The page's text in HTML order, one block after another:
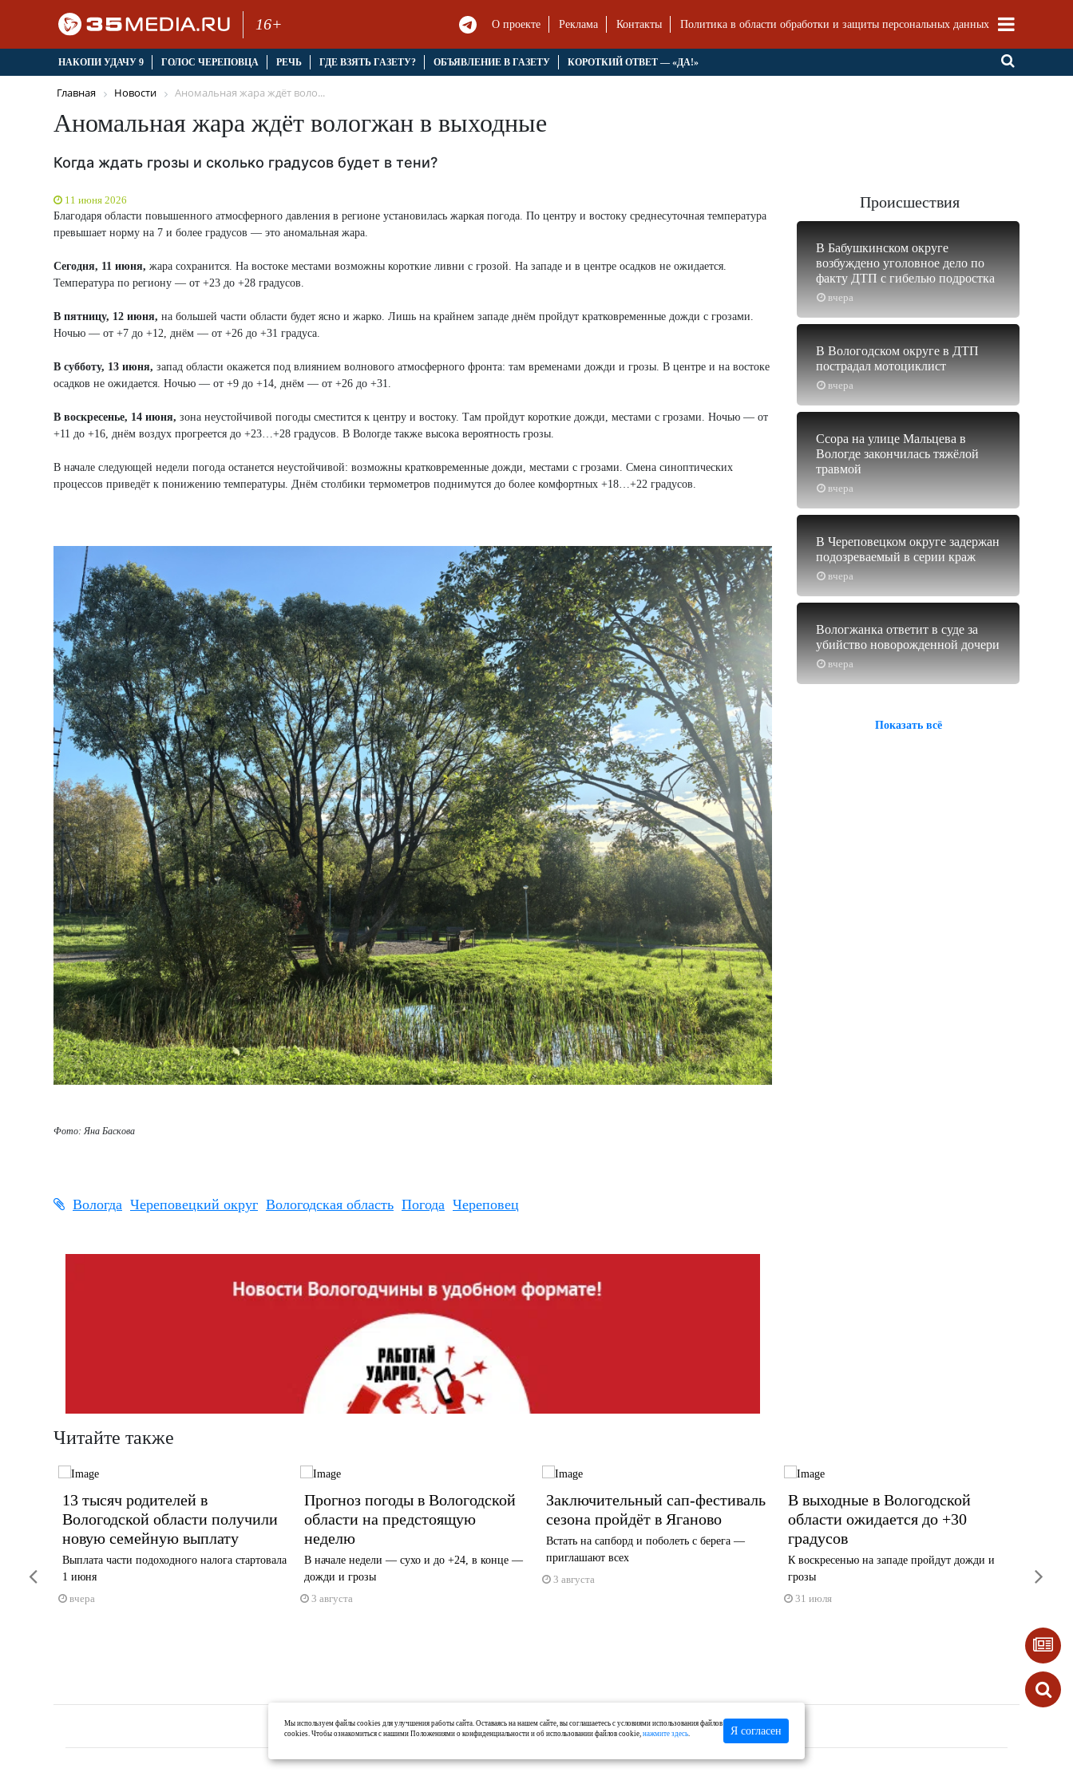
16+ О проекте Реклама Контакты Политика в области обработки и защиты персональных данных
НАКОПИ УДАЧУ 9 ГОЛОС ЧЕРЕПОВЦА РЕЧЬ ГДЕ ВЗЯТЬ ГАЗЕТУ? ОБЪЯВЛЕНИЕ В ГАЗЕТУ КОРОТКИЙ ОТВЕТ — «ДА!»
Главная Новости Аномальная жара ждёт воло...
Аномальная жара ждёт вологжан в выходные
Когда ждать грозы и сколько градусов будет в тени?
11 июня 2026
Благодаря области повышенного атмосферного давления в регионе установилась жаркая погода. По центру и востоку среднесуточная температура
превышает норму на 7 и более градусов — это аномальная жара.
Сегодня, 11 июня, жара сохранится. На востоке местами возможны короткие ливни с грозой. На западе и в центре осадков не ожидается.
Температура по региону — от +23 до +28 градусов.
В пятницу, 12 июня, на большей части области будет ясно и жарко. Лишь на крайнем западе днём пройдут кратковременные дожди с грозами.
Ночью — от +7 до +12, днём — от +26 до +31 градуса.
В субботу, 13 июня, запад области окажется под влиянием волнового атмосферного фронта: там временами дожди и грозы. В центре и на востоке
осадков не ожидается. Ночью — от +9 до +14, днём — от +26 до +31.
В воскресенье, 14 июня, зона неустойчивой погоды сместится к центру и востоку. Там пройдут короткие дожди, местами с грозами. Ночью — от
+11 до +16, днём воздух прогреется до +23…+28 градусов. В Вологде также высока вероятность грозы.
В начале следующей недели погода останется неустойчивой: возможны кратковременные дожди, местами с грозами. Смена синоптических
процессов приведёт к понижению температуры. Днём столбики термометров поднимутся до более комфортных +18…+22 градусов.
Фото: Яна Баскова
Вологда Череповецкий округ Вологодская область Погода Череповец
Происшествия
вчера
В Бабушкинском округе
возбуждено уголовное дело по
факту ДТП с гибелью подростка
вчера
В Вологодском округе в ДТП
пострадал мотоциклист
вчера
Ссора на улице Мальцева в
Вологде закончилась тяжёлой
травмой
вчера
В Череповецком округе задержан
подозреваемый в серии краж
вчера
Вологжанка ответит в суде за
убийство новорожденной дочери
Показать всё
Читайте также
13 тысяч родителей в
Вологодской области получили
новую семейную выплату
Выплата части подоходного налога стартовала
1 июня
вчера
Прогноз погоды в Вологодской
области на предстоящую
неделю
В начале недели — сухо и до +24, в конце —
дожди и грозы
3 августа
Заключительный сап-фестиваль
сезона пройдёт в Яганово
Встать на сапборд и поболеть с берега —
приглашают всех
3 августа
В выходные в Вологодской
области ожидается до +30
градусов
К воскресенью на западе пройдут дожди и
грозы
31 июля
Мы используем файлы cookies для улучшения работы сайта. Оставаясь на нашем сайте, вы соглашаетесь с условиями использования файлов
cookies. Чтобы ознакомиться с нашими Положениями о конфиденциальности и об использовании файлов cookie, нажмите здесь. Я согласен